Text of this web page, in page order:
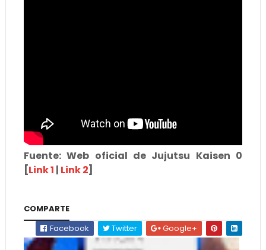
Fuente: Web oficial de Jujutsu Kaisen 0
[Link 1 | Link 2]
COMPARTE
Facebook
Twitter Google+